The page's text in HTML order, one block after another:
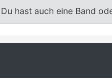
Du hast auch eine Band